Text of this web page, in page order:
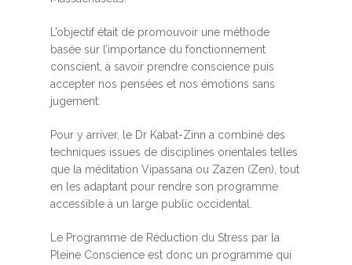
L’objectif était de promouvoir une méthode
basée sur l’importance du fonctionnement
conscient, à savoir prendre conscience puis
accepter nos pensées et nos émotions sans
jugement.
Pour y arriver, le Dr Kabat-Zinn a combiné des
techniques issues de disciplines orientales telles
que la méditation Vipassana ou Zazen (Zen), tout
en les adaptant pour rendre son programme
accessible à un large public occidental.
Le Programme de Réduction du Stress par la
Pleine Conscience est donc un programme qui